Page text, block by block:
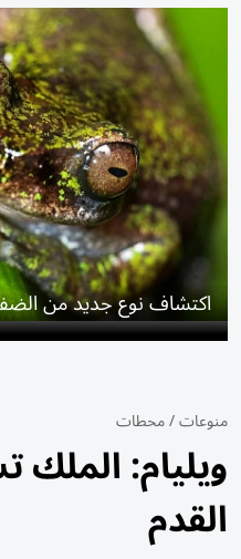
اكتشاف نوع جديد من
منوعات/محطات
ويليام: الملك
القدم